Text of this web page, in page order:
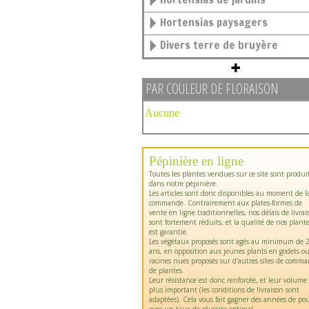
Hortensias paysagers
Divers terre de bruyère
PAR COULEUR DE FLORAISON
Aucune
Pépinière en ligne
Toutes les plantes vendues sur ce site sont
dans notre pépinière.
Les articles sont donc disponibles au moment de la
commande. Contrairement aux plates-formes de
vente en ligne traditionnelles, nos délais de
sont fortement réduits, et la qualité de nos
est garantie.
Les végétaux proposés sont agés au minimum de
ans, en opposition aux jeunes plants en godets
racines nues proposés sur d'autres sites de
de plantes.
Leur résistance est donc renforcée, et leur volume
plus important (les conditions de livraison sont
adaptées). Cela vous fait gagner des années de